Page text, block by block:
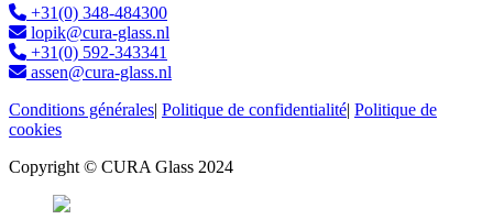
+31(0) 348-484300
lopik@cura-glass.nl
+31(0) 592-343341
assen@cura-glass.nl
Conditions générales| Politique de confidentialité| Politique de
cookies
Copyright © CURA Glass 2024